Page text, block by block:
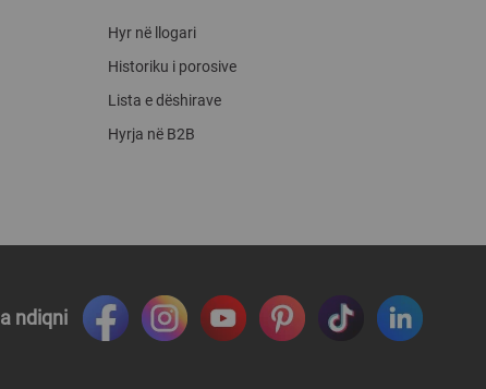
Hyr në llogari
Historiku i porosive
Lista e dëshirave
Hyrja në B2B
ndiqni